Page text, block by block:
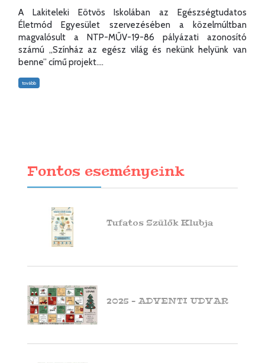
A Lakiteleki Eötvös Iskolában az Egészségtudatos
Életmód Egyesület szervezésében a közelmúltban
magvalósult a NTP-MŰV-19-86 pályázati azonosító
számú „Színház az egész világ és nekünk helyünk van
benne” című projekt....
tovább
Fontos eseményeink
Tufatos Szülők Klubja
2025 - ADVENTI UDVAR